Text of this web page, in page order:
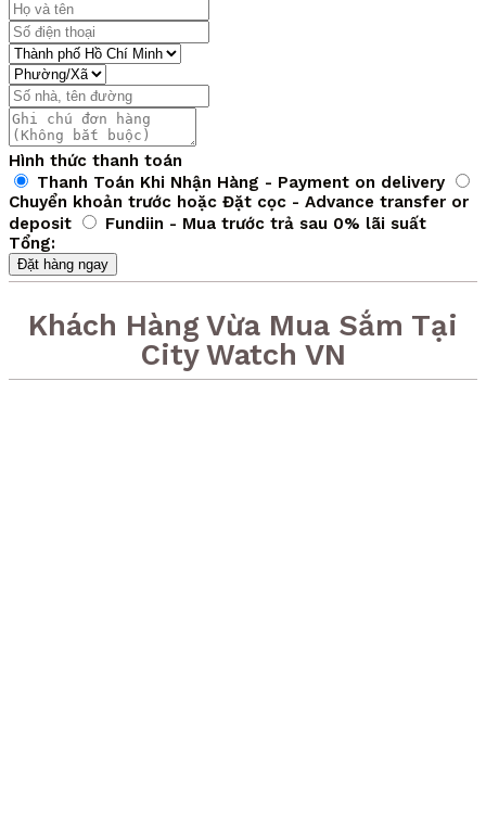
Hình thức thanh toán
Thanh Toán Khi Nhận Hàng - Payment on delivery
Chuyển khoản trước hoặc Đặt cọc - Advance transfer or
deposit
Fundiin - Mua trước trả sau 0% lãi suất
Tổng:
Đặt hàng ngay
Khách Hàng Vừa Mua Sắm Tại
City Watch VN